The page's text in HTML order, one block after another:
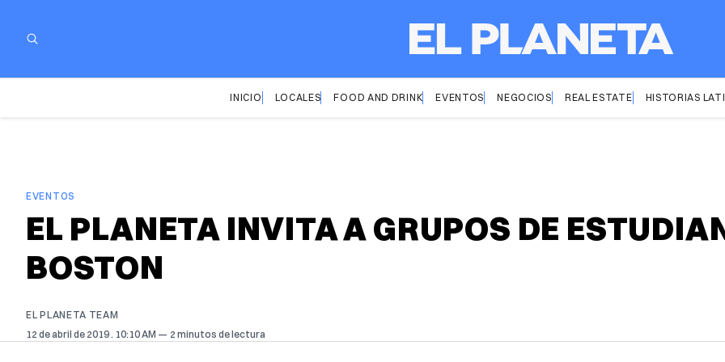
INICIO LOCALES FOOD AND DRINK EVENTOS NEGOCIOS REAL ESTATE HISTORIAS
EVENTOS
EL PLANETA INVITA A GRUPOS DE
BOSTON
EL PLANETA TEAM
12 de abril de 2019 . 10:10 AM 2 minutos de lectura